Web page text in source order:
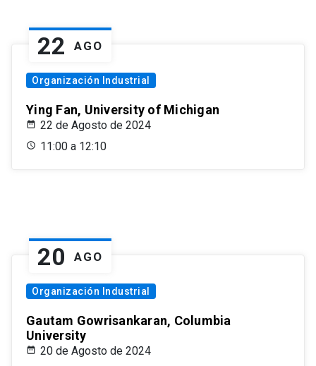
22 AGO
Organización Industrial
Ying Fan, University of Michigan
22 de Agosto de 2024
11:00 a 12:10
20 AGO
Organización Industrial
Gautam Gowrisankaran, Columbia
University
20 de Agosto de 2024